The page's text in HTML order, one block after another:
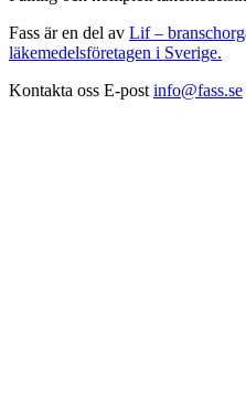
Fass är en del av Lif –
läkemedelsföretagen i Sverige.
Kontakta oss E-post info@fass.se